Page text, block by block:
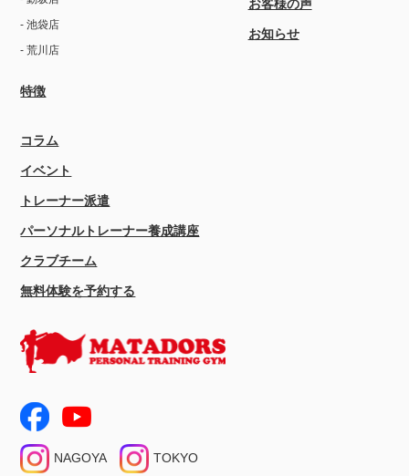
NAGOYA TOKYO
- 池袋店
- 荒川店
特徴
お客様の声
お知らせ
コラム
イベント
トレーナー派遣
パーソナルトレーナー養成講座
クラブチーム
無料体験を予約する